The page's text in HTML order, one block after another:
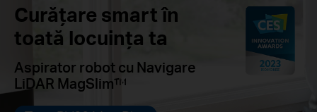
Curățare smart în
toată locuința ta
Aspirator robot cu Navigare
LiDAR MagSlim™